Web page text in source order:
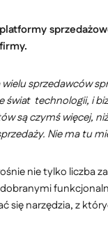
platformy
wielu sprzedawców
świat technologii, i
są czymś więcej,
Nie ma tu
nie tylko liczba
się narzędzia, z